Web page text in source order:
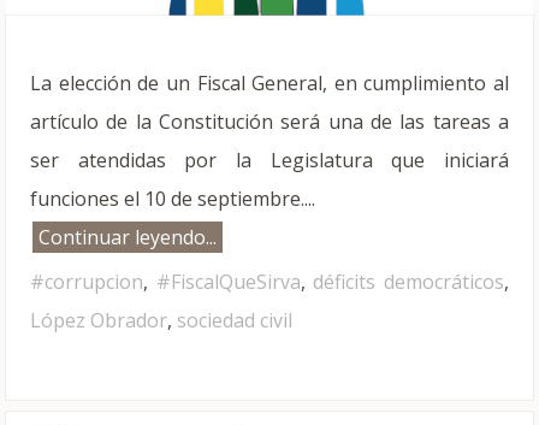
La elección de un Fiscal General, en cumplimiento al
artículo de la Constitución será una de las tareas a
ser atendidas por la Legislatura que iniciará
funciones el 10 de septiembre....
Continuar leyendo...
#corrupcion, #FiscalQueSirva, déficits democráticos,
López Obrador, sociedad civil